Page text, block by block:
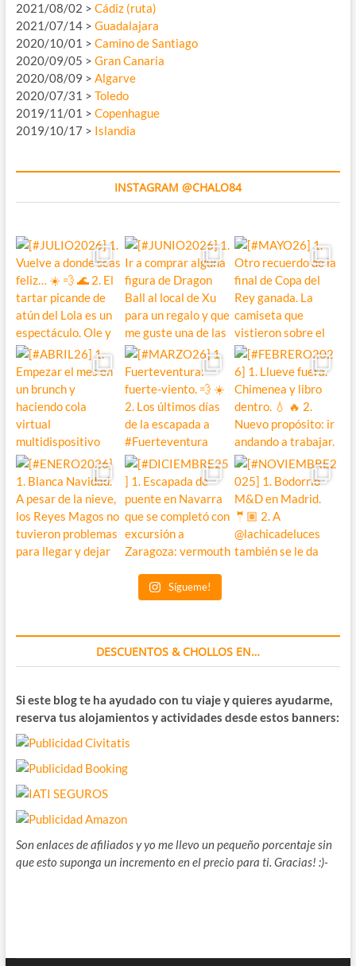
2021/08/02 > Cádiz (ruta)
2021/07/14 > Guadalajara
2020/10/01 > Camino de Santiago
2020/09/05 > Gran Canaria
2020/08/09 > Algarve
2020/07/31 > Toledo
2019/11/01 > Copenhague
2019/10/17 > Islandia
INSTAGRAM @CHALO84
Sígueme!
DESCUENTOS & CHOLLOS EN…
Si este blog te ha ayudado con tu viaje y quieres ayudarme,
reserva tus alojamientos y actividades desde estos banners:
Son enlaces de afiliados y yo me llevo un pequeño porcentaje sin
que esto suponga un incremento en el precio para ti. Gracias! :)-